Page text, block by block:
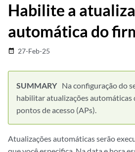
Habilite a
automática do
date_range 27-Feb-25
Na configuração do
habilitar atualizações automáticas
pontos de acesso (APs).
Atualizações automáticas serão